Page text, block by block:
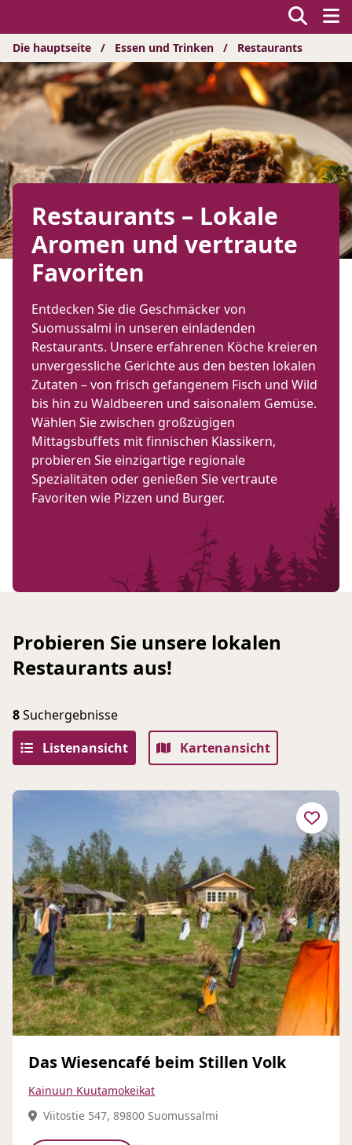
Die hauptseite / Essen und Trinken / Restaurants
Restaurants – Lokale
Aromen und vertraute
Favoriten
Entdecken Sie die Geschmäcker von
Suomussalmi in unseren einladenden
Restaurants. Unsere erfahrenen Köche kreieren
unvergessliche Gerichte aus den besten lokalen
Zutaten – von frisch gefangenem Fisch und Wild
bis hin zu Waldbeeren und saisonalem Gemüse.
Wählen Sie zwischen großzügigen
Mittagsbuffets mit finnischen Klassikern,
probieren Sie einzigartige regionale
Spezialitäten oder genießen Sie vertraute
Favoriten wie Pizzen und Burger.
Probieren Sie unsere lokalen
Restaurants aus!
8Suchergebnisse
Listenansicht
Kartenansicht
Das Wiesencafé beim Stillen Volk
Kainuun Kuutamokeikat
Viitostie 547, 89800 Suomussalmi